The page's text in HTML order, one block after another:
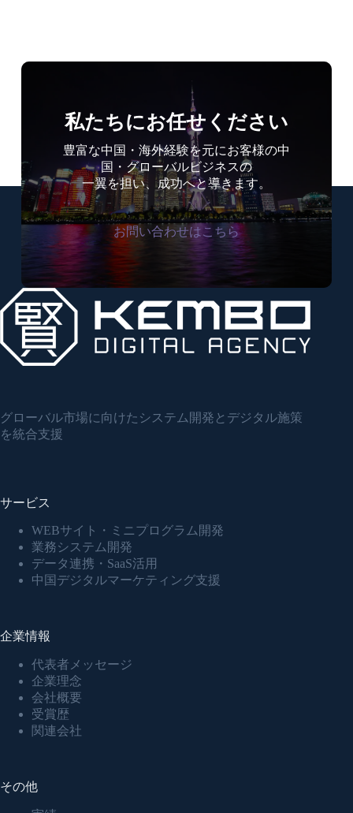
上
げ・
事
業
グ
ロ
ー
ス
プ
ロ
ジ
ェ
ク
私たちにお任せください
豊富な中国・海外経験を元にお客様の中
国・グローバルビジネスの
一翼を担い、成功へと導きます。
お問い合わせはこちら
グローバル市場に向けたシステム開発とデジタル施策
を統合支援
サービス
WEBサイト・ミニプログラム開発
業務システム開発
データ連携・SaaS活用
中国デジタルマーケティング支援
企業情報
代表者メッセージ
企業理念
会社概要
受賞歴
関連会社
その他